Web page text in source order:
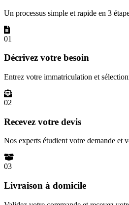
Un processus simple et rapide en 3
01
Décrivez votre besoin
Entrez votre immatriculation et
02
Recevez votre devis
Nos experts étudient votre demande et
03
Livraison à domicile